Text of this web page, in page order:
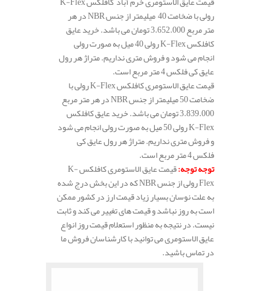
رولی با ضخامت 40 میلیمتر از جنس NBR در هر
متر مربع 3.652.000 تومان می باشد. خرید عایق
کافلکس K-Flex رولی 40 میل به صورت رولی
انجام می شود و فروش متری نداریم. متراژ هر رول
عایق کی فلکس 4 متر مربع است.
قیمت عایق الاستومری کافلکس K-Flex رولی با
ضخامت 50 میلیمتر از جنس NBR در هر متر مربع
3.839.000 تومان می باشد. خرید عایق کافلکس
K-Flex رولی 50 میل به صورت رولی انجام می شود
و فروش متری نداریم. متراژ هر رول عایق کی
فلکس 4 متر مربع است.
توجه توجه:
قیمت عایق الاستومری کافلکس K-
Flex رولی از جنس NBR که در این بخش درج شده
به علت نوسان بسیار زیاد قیمت ارز در کشور ممکن
است به روز نباشد و قیمت های تغییر می کند و ثابت
نیست. در نتیجه به منظور استعلام قیمت روز انواع
عایق الاستومری می توانید با کارشناسان فروش ما
در تماس باشید.